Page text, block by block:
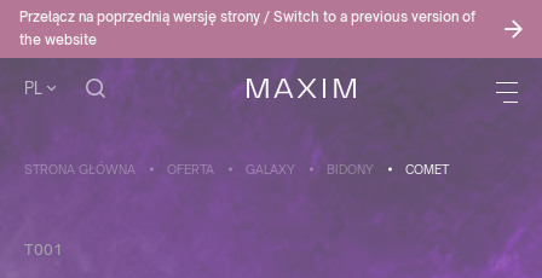
Przełącz na poprzednią wersję strony / Switch to a previous version of
the website
PL
STRONA GŁÓWNA OFERTA GALAXY BIDONY COMET
T001